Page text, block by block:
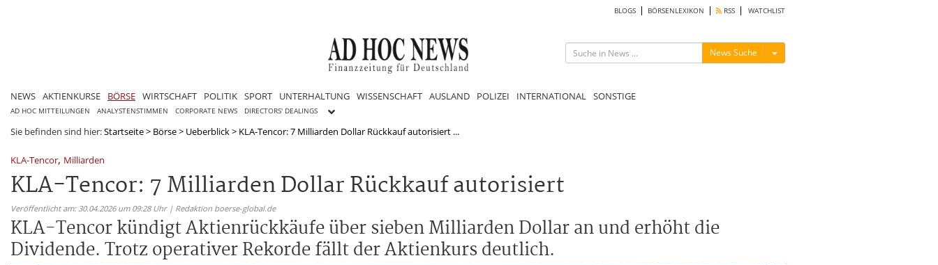
BLOGS BÖRSENLEXIKON RSS WATCHLIST
News Suche Menü ein-/ausblenden
NEWS AKTIENKURSE BÖRSE WIRTSCHAFT POLITIK SPORT UNTERHALTUNG WISSENSCHAFT AUSLAND POLIZEI INTERNATIONAL SONSTIGE
AD HOC MITTEILUNGEN ANALYSTENSTIMMEN CORPORATE NEWS DIRECTORS' DEALINGS
Sie befinden sind hier:Startseite> Börse> Ueberblick> KLA-Tencor: 7 Milliarden Dollar Rückkauf autorisiert ...
KLA-Tencor, Milliarden
KLA-Tencor: 7 Milliarden Dollar Rückkauf autorisiert
Veröffentlicht am: 30.04.2026 um 09:28 Uhr | Redaktion boerse-global.de
KLA-Tencor kündigt Aktienrückkäufe über sieben Milliarden Dollar an und erhöht die
Dividende. Trotz operativer Rekorde fällt der Aktienkurs deutlich.